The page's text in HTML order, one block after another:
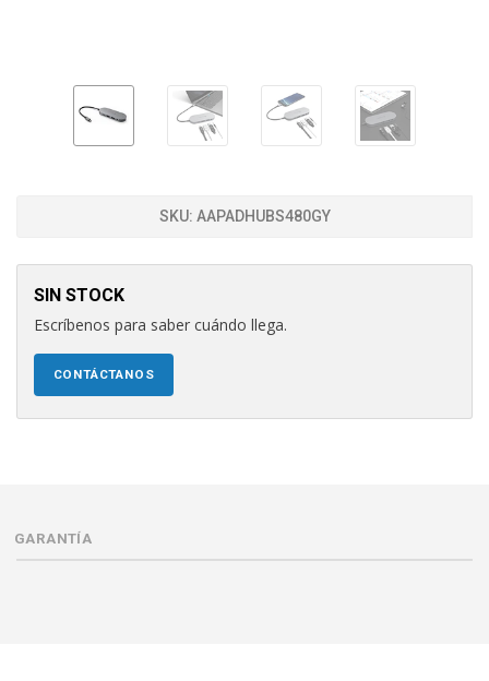
SKU: AAPADHUBS480GY
SIN STOCK
Escríbenos para saber cuándo llega.
CONTÁCTANOS
GARANTÍA